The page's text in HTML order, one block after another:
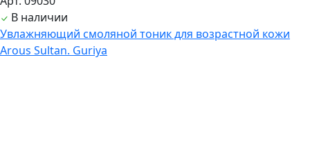
В наличии
Увлажняющий смоляной тоник для возрастной кожи
Arous Sultan. Guriya